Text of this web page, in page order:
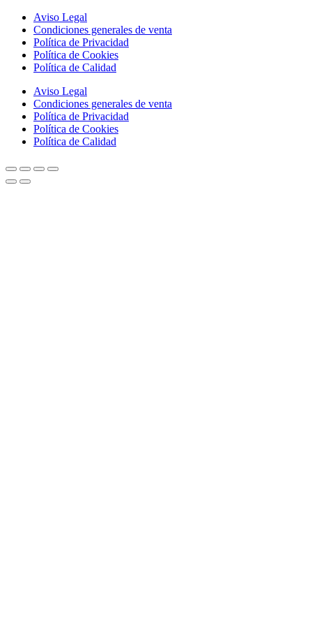
Aviso Legal
Condiciones generales de venta
Política de Privacidad
Política de Cookies
Política de Calidad
Aviso Legal
Condiciones generales de venta
Política de Privacidad
Política de Cookies
Política de Calidad